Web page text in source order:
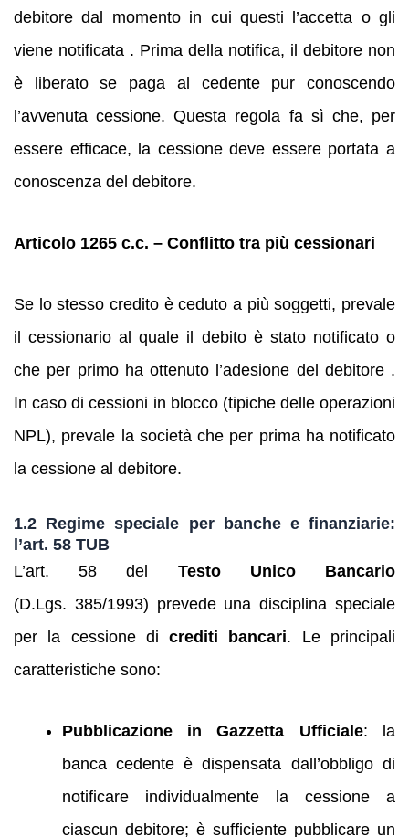
debitore dal momento in cui questi l’accetta o gli
viene notificata . Prima della notifica, il debitore non
è liberato se paga al cedente pur conoscendo
l’avvenuta cessione. Questa regola fa sì che, per
essere efficace, la cessione deve essere portata a
conoscenza del debitore.
Articolo 1265 c.c. – Conflitto tra più cessionari
Se lo stesso credito è ceduto a più soggetti, prevale
il cessionario al quale il debito è stato notificato o
che per primo ha ottenuto l’adesione del debitore .
In caso di cessioni in blocco (tipiche delle operazioni
NPL), prevale la società che per prima ha notificato
la cessione al debitore.
1.2 Regime speciale per banche e finanziarie:
l’art. 58 TUB
L’art. 58 del Testo Unico Bancario
(D.Lgs. 385/1993) prevede una disciplina speciale
per la cessione dicrediti bancari. Le principali
caratteristiche sono:
Pubblicazione in Gazzetta Ufficiale: la
banca cedente è dispensata dall’obbligo di
notificare individualmente la cessione a
ciascun debitore; è sufficiente pubblicare un